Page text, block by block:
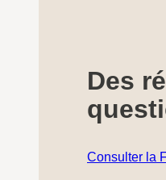
Des
Consulter la